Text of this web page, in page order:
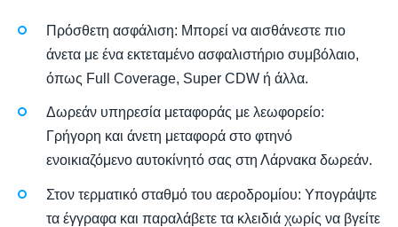
Πρόσθετη ασφάλιση: Μπορεί να αισθάνεστε πιο
άνετα με ένα εκτεταμένο ασφαλιστήριο συμβόλαιο,
όπως Full Coverage, Super CDW ή άλλα.
Δωρεάν υπηρεσία μεταφοράς με λεωφορείο:
Γρήγορη και άνετη μεταφορά στο φτηνό
ενοικιαζόμενο αυτοκίνητό σας στη Λάρνακα δωρεάν.
Στον τερματικό σταθμό του αεροδρομίου: Υπογράψτε
τα έγγραφα και παραλάβετε τα κλειδιά χωρίς να βγείτε